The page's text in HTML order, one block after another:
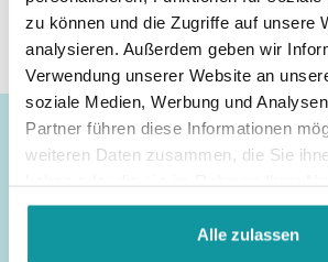
zu können und die Zugriffe auf unsere
analysieren. Außerdem geben wir
Verwendung unserer Website an
soziale Medien, Werbung und
Partner führen diese Informationen
weiteren Daten zusammen, die Sie
gesammelt haben.
Alle zulassen
Andere